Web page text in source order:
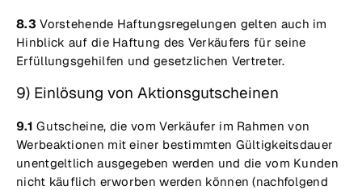
8.3 Vorstehende Haftungsregelungen gelten auch im
Hinblick auf die Haftung des Verkäufers für seine
Erfüllungsgehilfen und gesetzlichen Vertreter.
9) Einlösung von Aktionsgutscheinen
9.1 Gutscheine, die vom Verkäufer im Rahmen von
Werbeaktionen mit einer bestimmten Gültigkeitsdauer
unentgeltlich ausgegeben werden und die vom Kunden
nicht käuflich erworben werden können (nachfolgend